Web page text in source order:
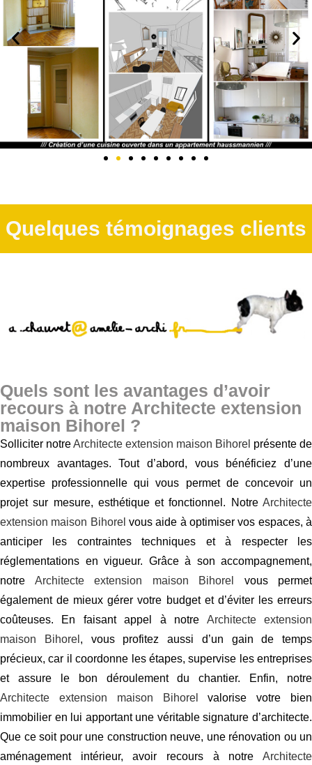
Quelques témoignages clients
Quels sont les avantages d’avoir
recours à notre Architecte extension
maison Bihorel ?
Solliciter notreArchitecte extension maison Bihorel présente de
nombreux avantages. Tout d’abord, vous bénéficiez d’une
expertise professionnelle qui vous permet de concevoir un
projet sur mesure, esthétique et fonctionnel. Notre Architecte
extension maison Bihorel vous aide à optimiser vos espaces, à
anticiper les contraintes techniques et à respecter les
réglementations en vigueur. Grâce à son accompagnement,
notre Architecte extension maison Bihorel
vous permet
également de mieux gérer votre budget et d’éviter les erreurs
coûteuses. En faisant appel à notre Architecte extension
maison Bihorel , vous profitez aussi d’un gain de temps
précieux, car il coordonne les étapes, supervise les entreprises
et assure le bon déroulement du chantier. Enfin, notre
Architecte extension maison Bihorel
valorise votre bien
immobilier en lui apportant une véritable signature d’architecte.
Que ce soit pour une construction neuve, une rénovation ou un
aménagement intérieur, avoir recours à notre Architecte